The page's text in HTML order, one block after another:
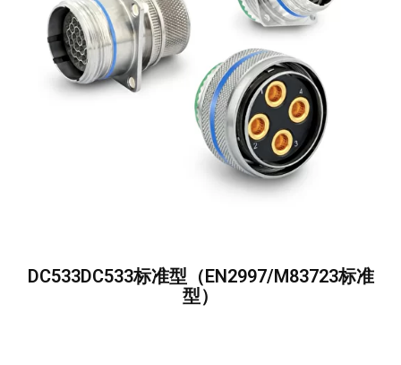
DC533DC533标准型（EN2997/M83723标准
型）